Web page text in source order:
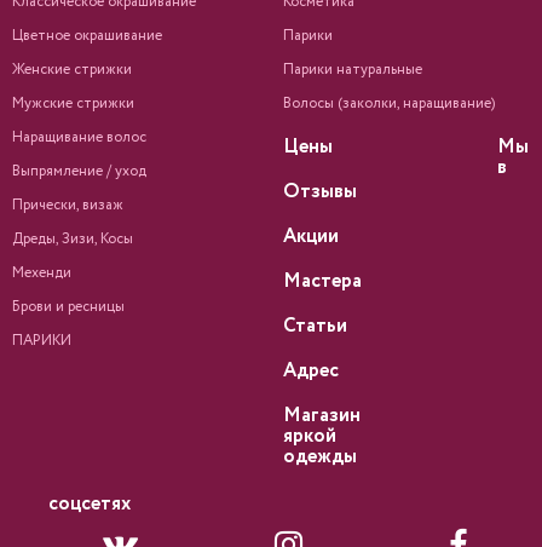
Цветное окрашивание
Женские стрижки
Мужские стрижки
Наращивание волос
Выпрямление / уход
Прически, визаж
Дреды, Зизи, Косы
Мехенди
Брови и ресницы
ПАРИКИ
Парики
Парики натуральные
Волосы (заколки, наращивание)
Цены
Отзывы
Акции
Мастера
Статьи
Адрес
Магазин
яркой
одежды
Мы
в
соцсетях